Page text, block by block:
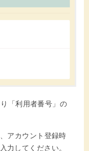
「利用者番号」の
アカウント登録時
力してください。